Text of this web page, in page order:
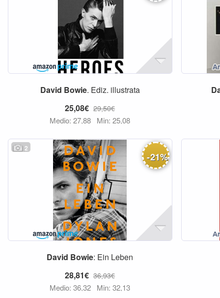
David Bowie. Ediz. illustrata
25,08€ 29,50€
Medio: 27,88 Min: 25,08
2
-21%
David Bowie: Ein Leben
28,81€ 36,93€
Medio: 36,32 Min: 32,13